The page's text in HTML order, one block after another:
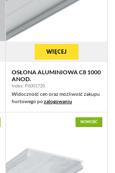
WIĘCEJ
OSŁONA ALUMINIOWA C8 1000
ANOD.
Index: P6001720
Widoczność cen oraz możliwość zakupu
hurtowego pozalogowaniu
NOWOŚĆ